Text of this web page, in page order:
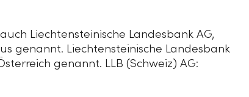
Liechtensteinische Landesbank AG,
genannt. Liechtensteinische Landesbank
genannt. LLB (Schweiz) AG: